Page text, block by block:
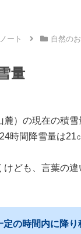
ート 自然の
量
麓）の現在の積雪
時間降雪量は21
けども、言葉の
定の時間内に降り